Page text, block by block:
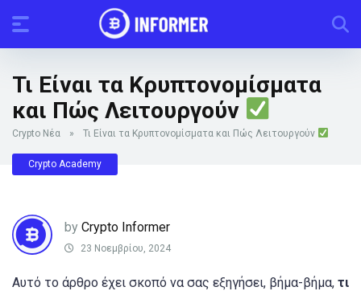
Τι Είναι τα Κρυπτονομίσματα
και Πώς Λειτουργούν
Crypto Νέα » Τι Είναι τα Κρυπτονομίσματα και Πώς Λειτουργούν
Crypto Academy
by Crypto Informer
23 Νοεμβρίου, 2024
Αυτό το άρθρο έχει σκοπό να σας εξηγήσει, βήμα-βήμα, τι